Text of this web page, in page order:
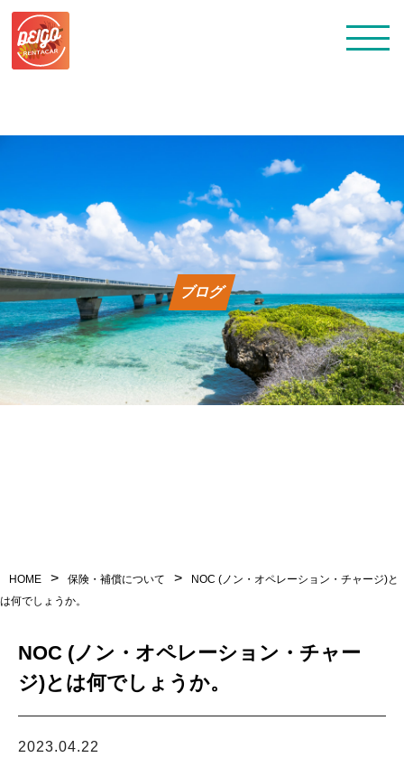
トップ
レンタカー料金
よくある質問
会社概要
LINEからお問い合わせ
ブログ
HOME > 保険・補償について >
NOC (ノン・オペレーション・チャージ)と
は何でしょうか。
NOC (ノン・オペレーション・チャー
ジ)とは何でしょうか。
2023.04.22